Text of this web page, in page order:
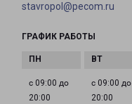
stavropol@pecom.ru
ГРАФИК РАБОТЫ
с 09:00 до
20:00
с 09:00 до
20:00